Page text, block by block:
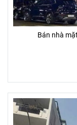
Bán nhà